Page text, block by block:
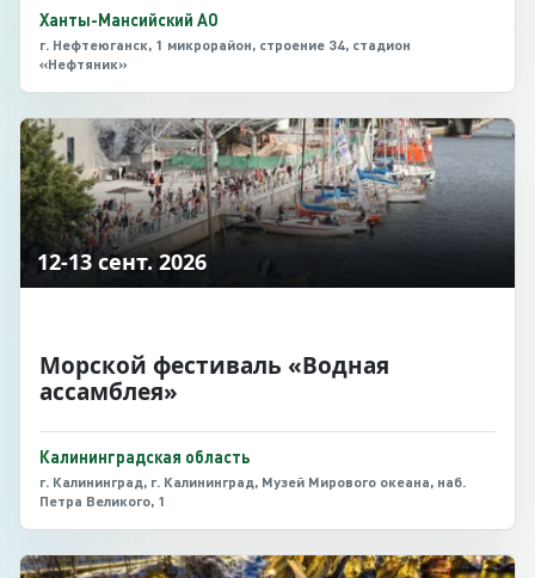
Ханты-Мансийский АО
г. Нефтеюганск, 1 микрорайон, строение 34, стадион
«Нефтяник»
12-13 сент. 2026
Морской фестиваль «Водная
ассамблея»
Калининградская область
г. Калининград, г. Калининград, Музей Мирового океана, наб.
Петра Великого, 1